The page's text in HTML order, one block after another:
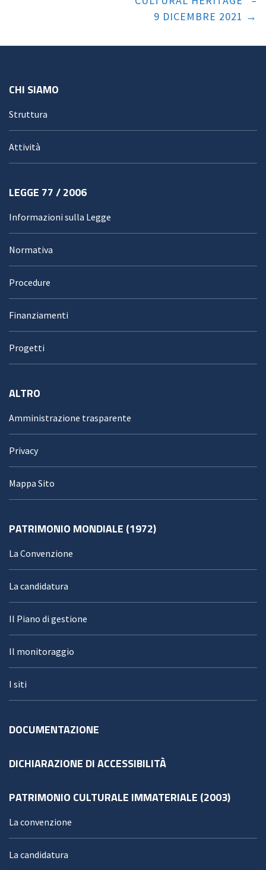
9 DICEMBRE 2021
CHI SIAMO
Struttura
Attività
LEGGE 77 / 2006
Informazioni sulla Legge
Normativa
Procedure
Finanziamenti
Progetti
ALTRO
Amministrazione trasparente
Privacy
Mappa Sito
PATRIMONIO MONDIALE (1972)
La Convenzione
La candidatura
Il Piano di gestione
Il monitoraggio
I siti
DOCUMENTAZIONE
DICHIARAZIONE DI ACCESSIBILITÀ
PATRIMONIO CULTURALE IMMATERIALE (2003)
La convenzione
La candidatura